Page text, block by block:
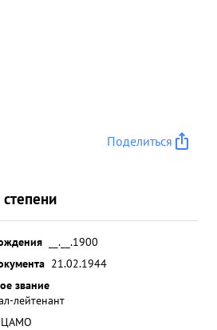
Поделиться
__.__.1900
21.02.1944
звание
лейтенант
ЦАМО